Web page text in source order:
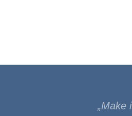
„Make